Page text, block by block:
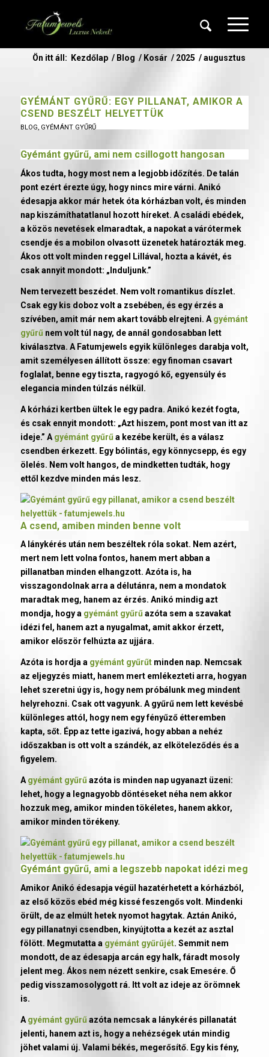
Ön itt áll: Kezdőlap / Blog / Kosár / 2025 / augusztus
GYÉMÁNT GYŰRŰ: EGY PILLANAT, AMIKOR A
CSEND BESZÉLT HELYETTÜK
BLOG, GYÉMÁNT GYŰRŰ
Gyémánt gyűrű, ami nem csillogott hangosan
Ákos tudta, hogy most nem a legjobb időzítés. De talán
pont ezért érezte úgy, hogy nincs mire várni. Anikó
édesapja akkor már hetek óta kórházban volt, és minden
nap kiszámíthatatlanul hozott híreket. A családi ebédek,
a közös nevetések elmaradtak, a napokat a várótermek
csendje és a mobilon olvasott üzenetek határozták meg.
Ákos ott volt minden reggel Lillával, hozta a kávét, és
csak annyit mondott: „Induljunk.”
Nem tervezett beszédet. Nem volt romantikus díszlet.
Csak egy kis doboz volt a zsebében, és egy érzés a
szívében, amit már nem akart tovább elrejteni. A gyémánt
gyűrűnem volt túl nagy, de annál gondosabban lett
kiválasztva. A Fatumjewels egyik különleges darabja volt,
amit személyesen állított össze: egy finoman csavart
foglalat, benne egy tiszta, ragyogó kő, egyensúly és
elegancia minden túlzás nélkül.
A kórházi kertben ültek le egy padra. Anikó kezét fogta,
és csak ennyit mondott: „Azt hiszem, pont most van itt az
ideje.” A gyémánt gyűrűa kezébe került, és a válasz
csendben érkezett. Egy bólintás, egy könnycsepp, és egy
ölelés. Nem volt hangos, de mindketten tudták, hogy
ettől kezdve minden más lesz.
A csend, amiben minden benne volt
A lánykérés után nem beszéltek róla sokat. Nem azért,
mert nem lett volna fontos, hanem mert abban a
pillanatban minden elhangzott. Azóta is, ha
visszagondolnak arra a délutánra, nem a mondatok
maradtak meg, hanem az érzés. Anikó mindig azt
mondja, hogy a gyémánt gyűrűazóta sem a szavakat
idézi fel, hanem azt a nyugalmat, amit akkor érzett,
amikor először felhúzta az ujjára.
Azóta is hordja a gyémánt gyűrűtminden nap. Nemcsak
az eljegyzés miatt, hanem mert emlékezteti arra, hogyan
lehet szeretni úgy is, hogy nem próbálunk meg mindent
helyrehozni. Csak ott vagyunk. A gyűrű nem lett kevésbé
különleges attól, hogy nem egy fényűző étteremben
kapta, sőt. Épp az tette igazivá, hogy abban a nehéz
időszakban is ott volt a szándék, az elköteleződés és a
figyelem.
Agyémánt gyűrűazóta is minden nap ugyanazt üzeni:
lehet, hogy a legnagyobb döntéseket néha nem akkor
hozzuk meg, amikor minden tökéletes, hanem akkor,
amikor minden törékeny.
Gyémánt gyűrű, ami a legszebb napokat idézi meg
Amikor Anikó édesapja végül hazatérhetett a kórházból,
az első közös ebéd még kissé feszengős volt. Mindenki
örült, de az elmúlt hetek nyomot hagytak. Aztán Anikó,
egy pillanatnyi csendben, kinyújtotta a kezét az asztal
fölött. Megmutatta a gyémánt gyűrűjét. Semmit nem
mondott, de az édesapja arcán egy halk, fáradt mosoly
jelent meg. Ákos nem nézett senkire, csak Emesére. Ő
pedig visszamosolygott rá. Itt volt az ideje az örömnek
is.
A gyémánt gyűrűazóta nemcsak a lánykérés pillanatát
jelenti, hanem azt is, hogy a nehézségek után mindig
jöhet valami új. Valami békés, megerősítő. Egy kis fény,